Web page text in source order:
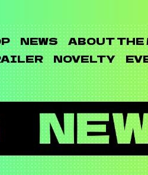
NEWS ABOUT THE
NOVELTY